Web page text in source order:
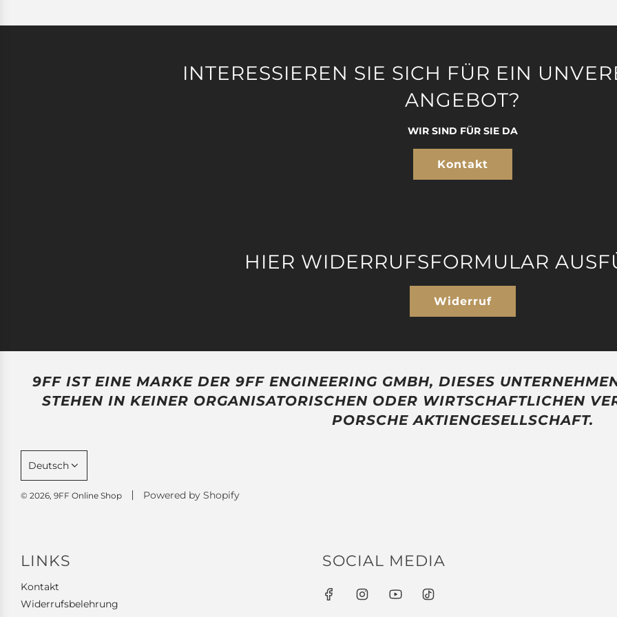
INTERESSIEREN SIE SICH FÜR EIN
ANGEBOT?
WIR SIND FÜR SIE DA
Kontakt
HIER WIDERRUFSFORMULAR
Widerruf
9FF IST EINE MARKE DER 9FF ENGINEERING GMBH, DIESES
STEHEN IN KEINER ORGANISATORISCHEN ODER WIRTSCHAFTLICHEN
PORSCHE AKTIENGESELLSCHAFT.
Deutsch
© 2026, 9FF Online Shop Powered by Shopify
LINKS
Kontakt
Widerrufsbelehrung
SOCIAL MEDIA